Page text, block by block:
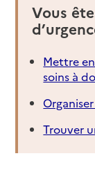
Vous
Mettre
soins à
Trouver